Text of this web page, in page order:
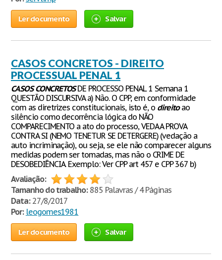
Ler documento Salvar
CASOS CONCRETOS - DIREITO
PROCESSUAL PENAL 1
CASOS CONCRETOSDE PROCESSO PENAL 1 Semana 1
QUESTÃO DISCURSIVA a) Não. O CPP, em conformidade
com as diretrizes constitucionais, isto é, o direitoao
silêncio como decorrência lógica do NÃO
COMPARECIMENTO a ato do processo, VEDA A PROVA
CONTRA SI (NEMO TENETUR SE DETERGERE) (vedação a
auto incriminação), ou seja, se ele não comparecer alguns
medidas podem ser tomadas, mas não o CRIME DE
DESOBEDIÊNCIA. Exemplo: Ver CPP art 457 e CPP 367 b)
Avaliação:
Tamanho do trabalho:885 Palavras / 4 Páginas
Data:27/8/2017
Por: leogomes1981
Ler documento Salvar